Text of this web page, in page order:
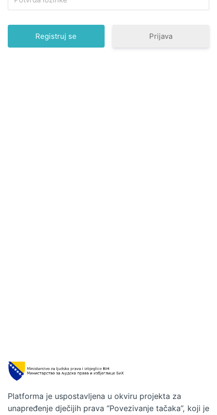
Prijava
Platforma je uspostavljena u okviru projekta za
unapređenje dječijih prava “Povezivanje tačaka”, koji je